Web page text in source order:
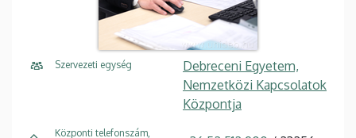
Szervezeti egység
Debreceni Egyetem,
Nemzetközi Kapcsolatok
Központja
Központi telefonszám,